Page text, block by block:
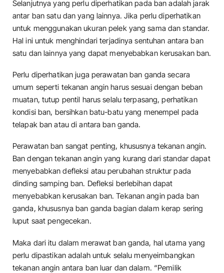
Selanjutnya yang perlu diperhatikan pada ban adalah jarak
antar ban satu dan yang lainnya. Jika perlu diperhatikan
untuk menggunakan ukuran pelek yang sama dan standar.
Hal ini untuk menghindari terjadinya sentuhan antara ban
satu dan lainnya yang dapat menyebabkan kerusakan ban.
Perlu diperhatikan juga perawatan ban ganda secara
umum seperti tekanan angin harus sesuai dengan beban
muatan, tutup pentil harus selalu terpasang, perhatikan
kondisi ban, bersihkan batu-batu yang menempel pada
telapak ban atau di antara ban ganda.
Perawatan ban sangat penting, khususnya tekanan angin.
Ban dengan tekanan angin yang kurang dari standar dapat
menyebabkan defleksi atau perubahan struktur pada
dinding samping ban. Defleksi berlebihan dapat
menyebabkan kerusakan ban. Tekanan angin pada ban
ganda, khususnya ban ganda bagian dalam kerap sering
luput saat pengecekan.
Maka dari itu dalam merawat ban ganda, hal utama yang
perlu dipastikan adalah untuk selalu menyeimbangkan
tekanan angin antara ban luar dan dalam. “Pemilik